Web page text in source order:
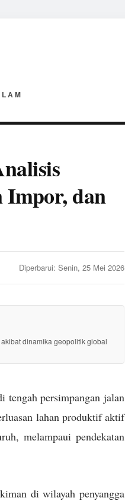
Impor, dan
Diperbarui: Senin, 25 Mei 2026
dinamika geopolitik global
tengah persimpangan jalan
lahan produktif aktif
melampaui pendekatan
di wilayah penyangga